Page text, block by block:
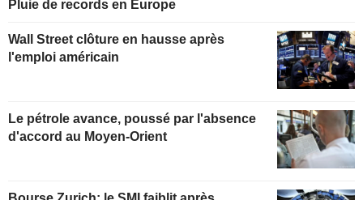
Pluie de records en Europe
Wall Street clôture en hausse après
l'emploi américain
Le pétrole avance, poussé par l'absence
d'accord au Moyen-Orient